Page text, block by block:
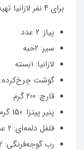
برای 4 نفر لازانیا تهیه نمایید.
پیاز: 2 عدد
سیر: 2حبه
لازانیا: 1بسته
گوشت چرخ‌کرده: 400 گرم
قارچ: 200 گرم
پنیر پیتزا: 150 گرم
فلفل دلمه‌ای: 2 عدد
رب گوجه‌فرنگی: 2 قاشق غذاخوری